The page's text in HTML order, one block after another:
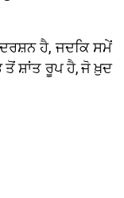
ਹੈ, ਜਦਕਿ ਸਮੇਂ
ਤੋਂ ਸ਼ਾਂਤ ਰੂਪ ਹੈ, ਜੋ ਖ਼ੁਦ